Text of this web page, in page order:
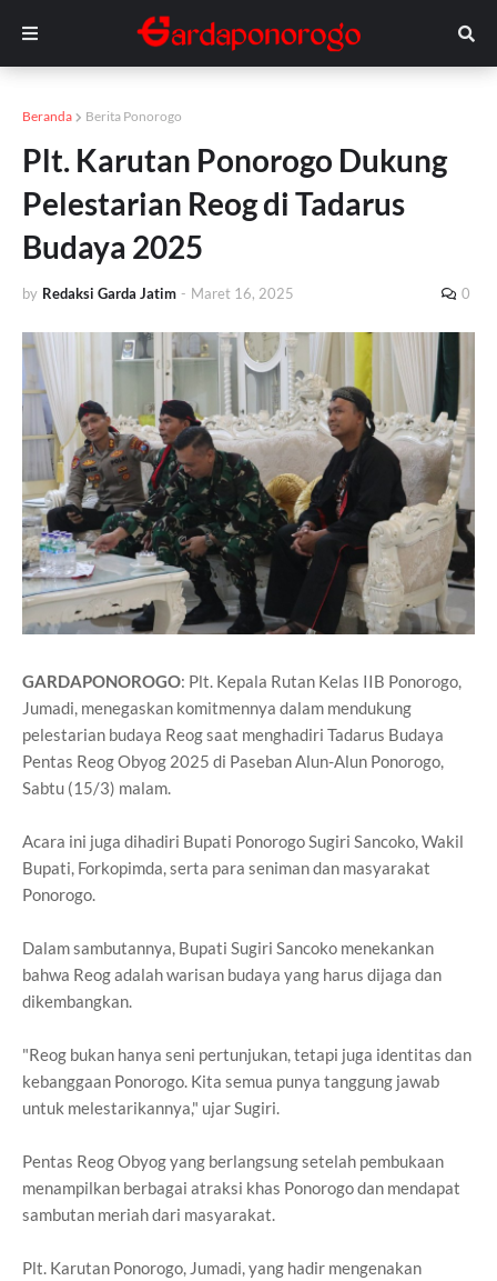
Beranda Berita Ponorogo
Plt. Karutan Ponorogo Dukung
Pelestarian Reog di Tadarus
Budaya 2025
by Redaksi Garda Jatim - Maret 16, 2025 0
GARDAPONOROGO: Plt. Kepala Rutan Kelas IIB Ponorogo,
Jumadi, menegaskan komitmennya dalam mendukung
pelestarian budaya Reog saat menghadiri Tadarus Budaya
Pentas Reog Obyog 2025 di Paseban Alun-Alun Ponorogo,
Sabtu (15/3) malam.
Acara ini juga dihadiri Bupati Ponorogo Sugiri Sancoko, Wakil
Bupati, Forkopimda, serta para seniman dan masyarakat
Ponorogo.
Dalam sambutannya, Bupati Sugiri Sancoko menekankan
bahwa Reog adalah warisan budaya yang harus dijaga dan
dikembangkan.
"Reog bukan hanya seni pertunjukan, tetapi juga identitas dan
kebanggaan Ponorogo. Kita semua punya tanggung jawab
untuk melestarikannya," ujar Sugiri.
Pentas Reog Obyog yang berlangsung setelah pembukaan
menampilkan berbagai atraksi khas Ponorogo dan mendapat
sambutan meriah dari masyarakat.
Plt. Karutan Ponorogo, Jumadi, yang hadir mengenakan